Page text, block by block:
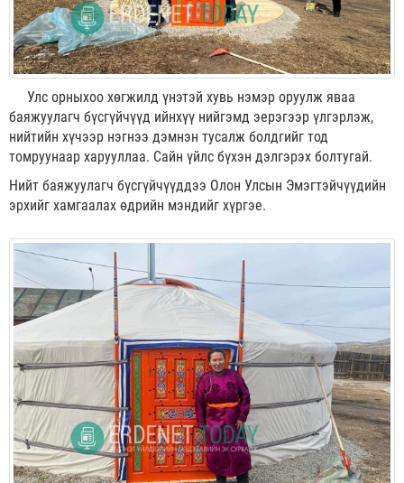
Улс орныхоо хөгжилд үнэтэй хувь нэмэр оруулж яваа
баяжуулагч бүсгүйчүүд ийнхүү нийгэмд эерэгээр үлгэрлэж,
нийтийн хүчээр нэгнээ дэмнэн тусалж болдгийг тод
томруунаар харууллаа. Сайн үйлс бүхэн дэлгэрэх болтугай.
Нийт баяжуулагч бүсгүйчүүддээ Олон Улсын Эмэгтэйчүүдийн
эрхийг хамгаалах өдрийн мэндийг хүргэе.